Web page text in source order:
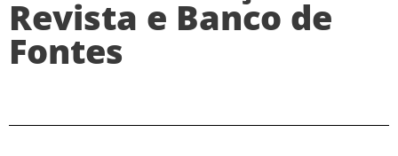
Revista e Banco de
Fontes